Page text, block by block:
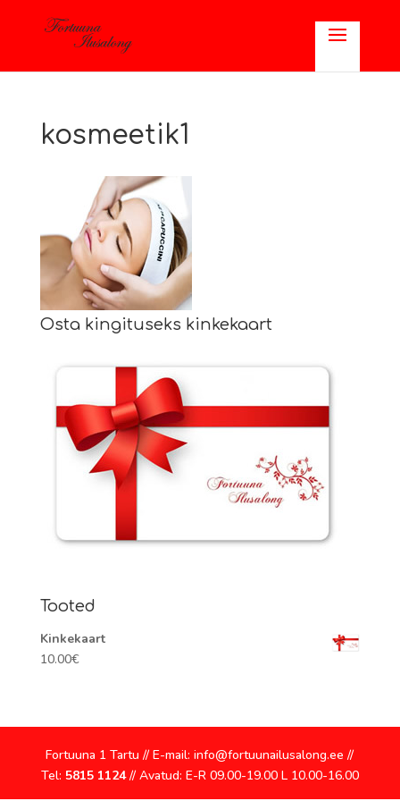
kosmeetik1
Osta kingituseks kinkekaart
Tooted
Kinkekaart
10.00€
Fortuuna 1 Tartu // E-mail: info@fortuunailusalong.ee //
Tel: 5815 1124// Avatud: E-R 09.00-19.00 L 10.00-16.00